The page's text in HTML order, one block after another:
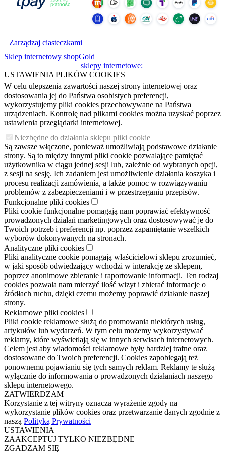
Zarządzaj ciasteczkami
Sklep internetowy shopGold
sklepy internetowe:
USTAWIENIA PLIKÓW COOKIES
W celu ulepszenia zawartości naszej strony internetowej oraz
dostosowania jej do Państwa osobistych preferencji,
wykorzystujemy pliki cookies przechowywane na Państwa
urządzeniach. Kontrolę nad plikami cookies można uzyskać poprzez
ustawienia przeglądarki internetowej.
Niezbędne do działania sklepu pliki cookie
Są zawsze włączone, ponieważ umożliwiają podstawowe działanie
strony. Są to między innymi pliki cookie pozwalające pamiętać
użytkownika w ciągu jednej sesji lub, zależnie od wybranych opcji,
z sesji na sesję. Ich zadaniem jest umożliwienie działania koszyka i
procesu realizacji zamówienia, a także pomoc w rozwiązywaniu
problemów z zabezpieczeniami i w przestrzeganiu przepisów.
Funkcjonalne pliki cookies
Pliki cookie funkcjonalne pomagają nam poprawiać efektywność
prowadzonych działań marketingowych oraz dostosowywać je do
Twoich potrzeb i preferencji np. poprzez zapamiętanie wszelkich
wyborów dokonywanych na stronach.
Analityczne pliki cookies
Pliki analityczne cookie pomagają właścicielowi sklepu zrozumieć,
w jaki sposób odwiedzający wchodzi w interakcję ze sklepem,
poprzez anonimowe zbieranie i raportowanie informacji. Ten rodzaj
cookies pozwala nam mierzyć ilość wizyt i zbierać informacje o
źródłach ruchu, dzięki czemu możemy poprawić działanie naszej
strony.
Reklamowe pliki cookies
Pliki cookie reklamowe służą do promowania niektórych usług,
artykułów lub wydarzeń. W tym celu możemy wykorzystywać
reklamy, które wyświetlają się w innych serwisach internetowych.
Celem jest aby wiadomości reklamowe były bardziej trafne oraz
dostosowane do Twoich preferencji. Cookies zapobiegają też
ponownemu pojawianiu się tych samych reklam. Reklamy te służą
wyłącznie do informowania o prowadzonych działaniach naszego
sklepu internetowego.
ZATWIERDZAM
Korzystanie z tej witryny oznacza wyrażenie zgody na
wykorzystanie plików cookies oraz przetwarzanie danych zgodnie z
naszą Polityką Prywatności
USTAWIENIA
ZAAKCEPTUJ TYLKO NIEZBĘDNE
ZGADZAM SIĘ